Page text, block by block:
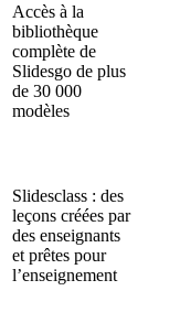
Accès à la
bibliothèque
complète de
Slidesgo de plus
de 30 000
modèles
Slidesclass : des
leçons créées par
des enseignants
et prêtes pour
l’enseignement